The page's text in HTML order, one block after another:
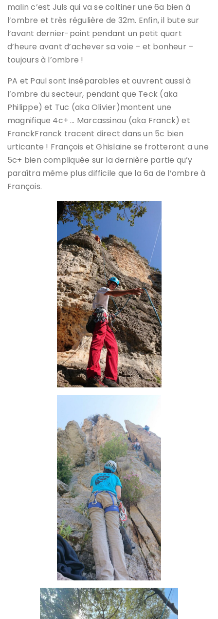
malin c’est Juls qui va se coltiner une 6a bien à
l’ombre et très régulière de 32m. Enfin, il bute sur
l’avant dernier-point pendant un petit quart
d’heure avant d’achever sa voie – et bonheur –
toujours à l’ombre !
PA et Paul sont inséparables et ouvrent aussi à
l’ombre du secteur, pendant que Teck (aka
Philippe) et Tuc (aka Olivier)montent une
magnifique 4c+ … Marcassinou (aka Franck) et
FranckFranck tracent direct dans un 5c bien
urticante ! François et Ghislaine se frotteront a une
5c+ bien compliquée sur la dernière partie qu’y
paraîtra même plus difficile que la 6a de l’ombre à
François.